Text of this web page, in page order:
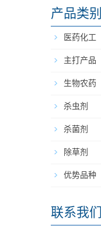
产品类别
医药化工
主打产品
生物农药
杀虫剂
杀菌剂
除草剂
优势品种
联系我们